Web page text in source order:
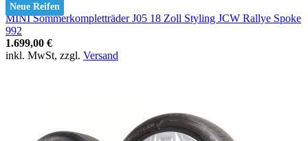
Neue Reifen
MINI Sommerkompletträder J05 18 Zoll Styling JCW Rallye Spoke
992
1.699,00 €
inkl. MwSt, zzgl. Versand